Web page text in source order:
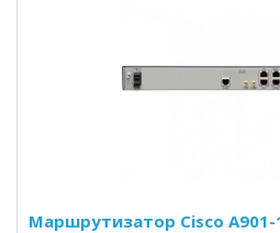
Маршрутизатор Cisco A901-